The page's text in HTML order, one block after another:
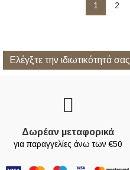
1 2
Ελέγξτε την ιδιωτικότητά σας
Δωρέαν μεταφορικά
για παραγγελίες άνω των €50